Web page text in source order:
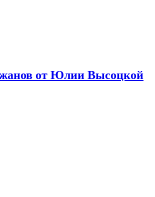
от Юлии Высоцкой